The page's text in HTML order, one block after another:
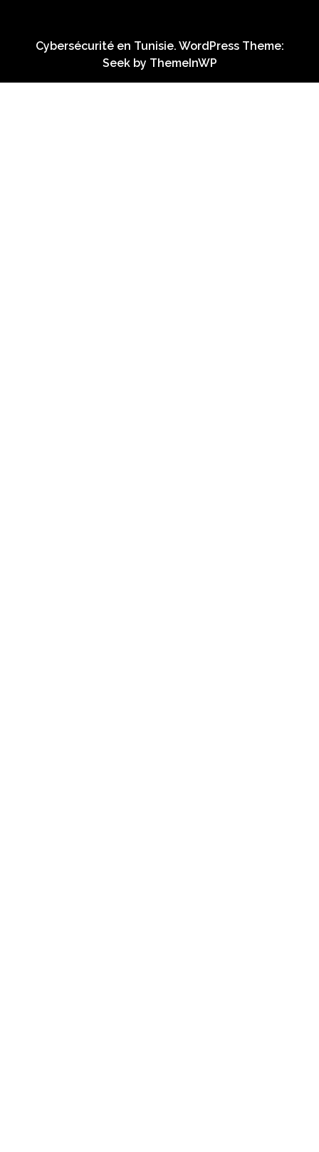
Cybersécurité en Tunisie. WordPress Theme:
Seek by ThemeInWP